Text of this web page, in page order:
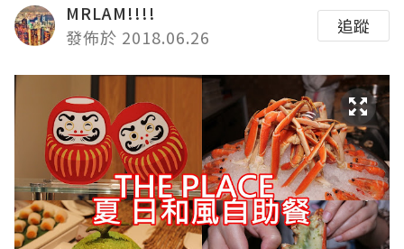
MRLAM!!!!
發佈於 2018.06.26
追蹤